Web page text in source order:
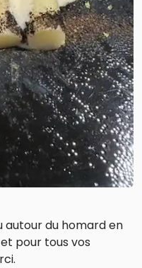
autour du homard en
pour tous vos